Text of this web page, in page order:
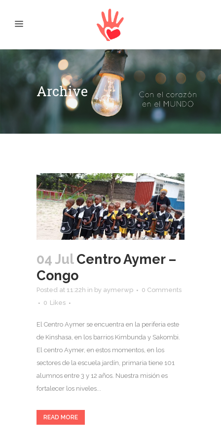
Archive
04 Jul Centro Aymer –
Congo
Posted at 11:22h in by aymerwp
0 Comments
0 Likes
El Centro Aymer se encuentra en la periferia este
de Kinshasa, en los barrios Kimbunda y Sakombi.
El centro Aymer, en estos momentos, en los
sectores de la escuela jardín, primaria tiene 101
alumnos entre 3 y 12 años. Nuestra misión es
fortalecer los niveles...
READ MORE